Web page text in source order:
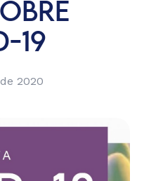
19
2020